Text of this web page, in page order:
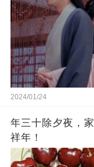
2024/01/24
年三十除夕夜，
祥年！